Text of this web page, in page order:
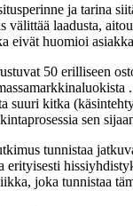
ja tarina
välittää laadusta,
eivät huomioi
50 erilliseen
suuri kitka
sen
tunnistaa
joka tunnistaa